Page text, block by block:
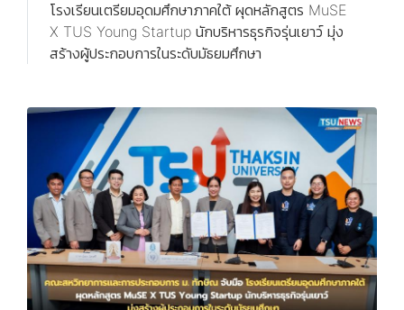
โรงเรียนเตรียมอุดมศึกษาภาคใต้ ผุดหลักสูตร MuSE
X TUS Young Startup นักบริหารธุรกิจรุ่นเยาว์ มุ่ง
สร้างผู้ประกอบการในระดับมัธยมศึกษา